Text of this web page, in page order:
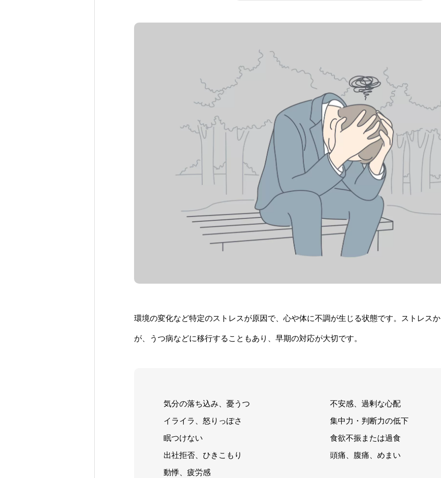
環境の変化など特定のストレスが原因で、心や体に不調が生じる状態です。ストレス
が、うつ病などに移行することもあり、早期の対応が大切です。
気分の落ち込み、憂うつ 不安感、過剰な心配
イライラ、怒りっぽさ 集中力・判断力の低下
眠つけない 食欲不振または過食
出社拒否、ひきこもり 頭痛、腹痛、めまい
動悸、疲労感